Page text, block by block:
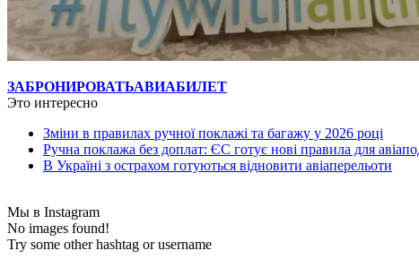
ЗАБРОНИРОВАТЬАВИАБИЛЕТ
Это интересно
Зміни в правилах ручної поклажі та багажу у 2026 році
Ручна поклажа без доплат: ЄС готує нові правила для
В Україні з острахом готуються відновити авіаперельоти
Мы в Instagram
No images found!
Try some other hashtag or username